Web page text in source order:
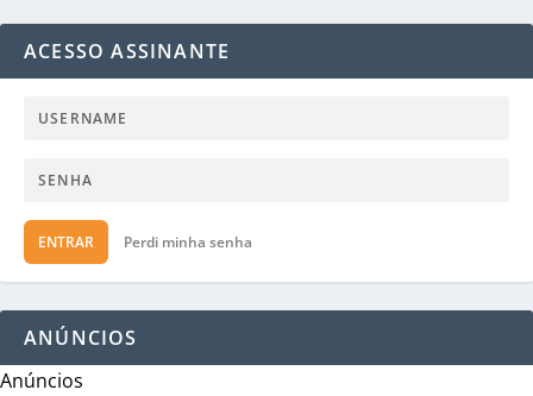
ACESSO ASSINANTE
ENTRAR Perdi minha senha
ANÚNCIOS
Anúncios